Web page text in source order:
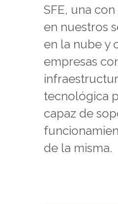
SFE, una
en nuestros
en la nube y
empresas
tecnológica
capaz de
de la misma.